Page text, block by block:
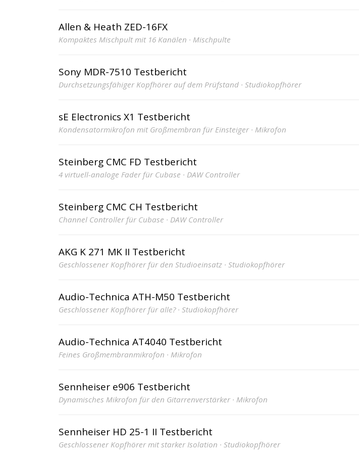
Allen & Heath ZED-16FX
Kompaktes Mischpult mit 16 Kanälen · Mischpulte
Sony MDR-7510 Testbericht
Durchsetzungsfähiger Kopfhörer auf dem Prüfstand · Studiokopfhörer
sE Electronics X1 Testbericht
Kondensatormikrofon mit Großmembran für Einsteiger · Mikrofon
Steinberg CMC FD Testbericht
4 virtuell-analoge Fader für Cubase · DAW Controller
Steinberg CMC CH Testbericht
Channel Controller für Cubase · DAW Controller
AKG K 271 MK II Testbericht
Geschlossener Kopfhörer für den Studioeinsatz · Studiokopfhörer
Audio-Technica ATH-M50 Testbericht
Geschlossener Kopfhörer für alle? · Studiokopfhörer
Audio-Technica AT4040 Testbericht
Feines Großmembranmikrofon · Mikrofon
Sennheiser e906 Testbericht
Dynamisches Mikrofon für den Gitarrenverstärker · Mikrofon
Sennheiser HD 25-1 II Testbericht
Geschlossener Kopfhörer mit starker Isolation · Studiokopfhörer